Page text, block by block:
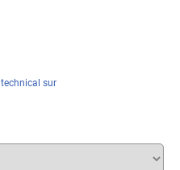
technical sur